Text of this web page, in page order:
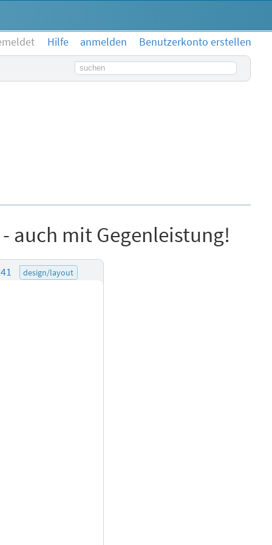
Hilfe anmelden
Benutzerkonto erstellen
Suchbegriff
auch mit Gegenleistung!
design/layout